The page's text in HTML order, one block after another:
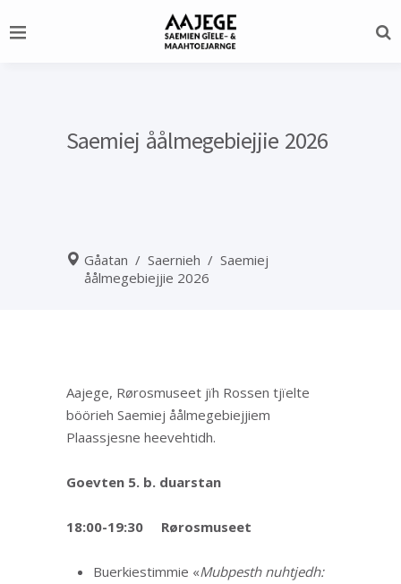
Saemiej åålmegebiejjie 2026
Gåatan / Saernieh / Saemiej
åålmegebiejjie 2026
Aajege, Rørosmuseet jïh Rossen tjïelte
böörieh Saemiej åålmegebiejjiem
Plaassjesne heevehtidh.
Goevten 5. b. duarstan
18:00-19:30 Rørosmuseet
Buerkiestimmie «Mubpesth nuhtjedh: